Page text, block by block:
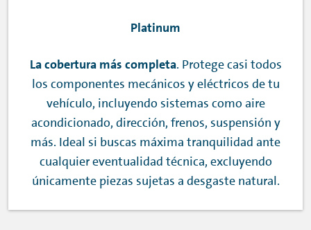
Platinum
La cobertura más completa. Protege casi todos
los componentes mecánicos y eléctricos de tu
vehículo, incluyendo sistemas como aire
acondicionado, dirección, frenos, suspensión y
más. Ideal si buscas máxima tranquilidad ante
cualquier eventualidad técnica, excluyendo
únicamente piezas sujetas a desgaste natural.